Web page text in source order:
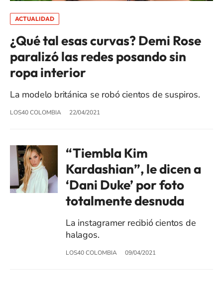
ACTUALIDAD
¿Qué tal esas curvas? Demi Rose
paralizó las redes posando sin
ropa interior
La modelo británica se robó cientos de suspiros.
LOS40 COLOMBIA 22/04/2021
“Tiembla Kim
Kardashian”, le dicen a
‘Dani Duke’ por foto
totalmente desnuda
La instagramer recibió cientos de
halagos.
LOS40 COLOMBIA 09/04/2021